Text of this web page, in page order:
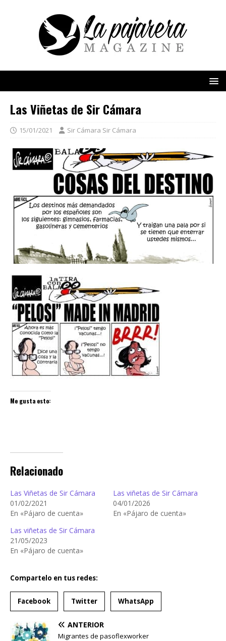
Las Viñetas de Sir Cámara
15/01/2021 Sir Cámara Sir Cámara
Me gusta esto:
Relacionado
Las Viñetas de Sir Cámara
01/02/2021
En «Pájaro de cuenta»
Las viñetas de Sir Cámara
04/01/2026
En «Pájaro de cuenta»
Las viñetas de Sir Cámara
21/05/2023
En «Pájaro de cuenta»
Compartelo en tus redes:
Facebook Twitter WhatsApp
ANTERIOR
Migrantes de pasoflexworker